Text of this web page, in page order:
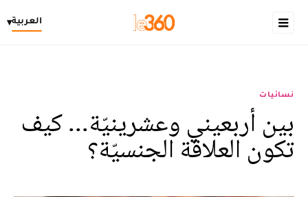
العربية▾
نسائيات
بين أربعيني وعشرينيّة... كيف
تكون العلاقة الجنسيّة؟